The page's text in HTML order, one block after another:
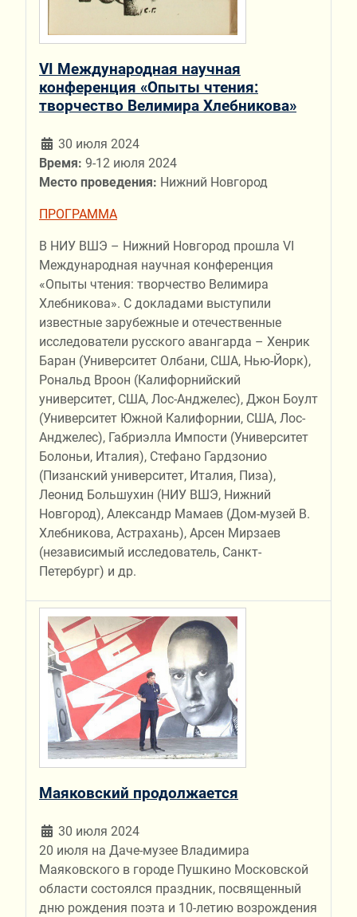
VI Международная научная
конференция «Опыты чтения:
творчество Велимира Хлебникова»
30 июля 2024
Время: 9-12 июля 2024
Место проведения: Нижний Новгород
ПРОГРАММА
В НИУ ВШЭ – Нижний Новгород прошла VI
Международная научная конференция
«Опыты чтения: творчество Велимира
Хлебникова». С докладами выступили
известные зарубежные и отечественные
исследователи русского авангарда – Хенрик
Баран (Университет Олбани, США, Нью-Йорк),
Рональд Вроон (Калифорнийский
университет, США, Лос-Анджелес), Джон Боулт
(Университет Южной Калифорнии, США, Лос-
Анджелес), Габриэлла Импости (Университет
Болоньи, Италия), Стефано Гардзонио
(Пизанский университет, Италия, Пиза),
Леонид Большухин (НИУ ВШЭ, Нижний
Новгород), Александр Мамаев (Дом-музей В.
Хлебникова, Астрахань), Арсен Мирзаев
(независимый исследователь, Санкт-
Петербург) и др.
Маяковский продолжается
30 июля 2024
20 июля на Даче-музее Владимира
Маяковского в городе Пушкино Московской
области состоялся праздник, посвященный
дню рождения поэта и 10-летию возрождения